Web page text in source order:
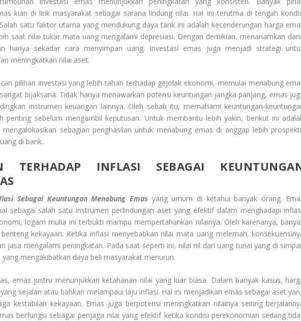
kian di lirik masyarakat sebagai sarana lindung nilai. Hal ini terutma di tengah
satu faktor utama yang mendukung daya tarik ini adalah kecenderungan harga
saat nilai tukar mata uang mengalami depresiasi. Dengan demikian, menanamkan
hanya sekadar cara menyimpan uang. Investasi emas juga menjadi strategi
meningkatkan nilai aset.
pilihan investasi yang lebih tahan terhadap gejolak ekonomi, memulai menabung
bijaksana. Tidak hanya menawarkan potensi keuntungan jangka panjang, emas
instrumen keuangan lainnya. Oleh sebab itu, memahami keuntungan-
penting sebelum mengambil keputusan. Untuk membantu lebih yakin, berikut ini
sebagian penghasilan untuk menabung emas di anggap lebih
di bank.
TERHADAP INFLASI SEBAGAI
Sebagai Keuntungan Menabung Emas yang umum di ketahui banyak orang.
sebagai salah satu instrumen perlindungan aset yang efektif dalam menghadapi
logam mulia ini terbukti mampu mempertahankan nilainya. Oleh karenanya,
kekayaan. Ketika inflasi menyebabkan nilai mata uang melemah,
jasa mengalami peningkatan. Pada saat seperti ini, nilai riil dari uang tunai yang di
mengakibatkan daya beli masyarakat menurun.
emas justru menunjukkan ketahanan nilai yang luar biasa. Dalam banyak kasus,
sejalan atau bahkan melampaui laju inflasi. Hal ini menjadikan emas sebagai aset
kestabilan kekayaan. Emas juga berpotensi meningkatkan nilainya seiring
berfungsi sebagai penjaga nilai yang efektif ketika kondisi perekonomian sedang